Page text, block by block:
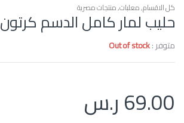
كل الاقسام,معلبات,منتجات مصرية
حليب لمار كامل الدسم كرتون 12حبه
متوفر :Out of stock
69.00ر.س